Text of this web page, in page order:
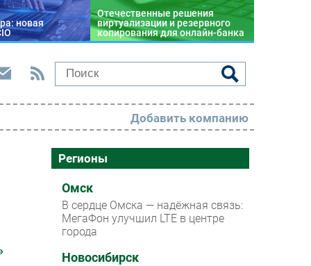
новая
Отечественные решения
виртуализации и резервного
копирования для онлайн-банка
РАЗДЕЛЫ
Новости
Аналитика
Интервью
Мероприятия
Добавить компанию
Регионы
Омск
В сердце Омска — надёжная связь:
МегаФон улучшил LTE в центре
города
Новосибирск